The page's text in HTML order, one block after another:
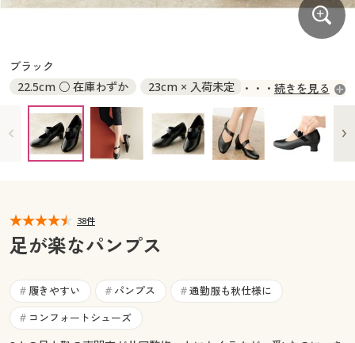
大きいサイズ 事務・制服
カタログ・チラシからのご注文
デジタルカタログ
カタログ無料プレゼント
マイページ
お気に入り
カタログ・チラシからのご注文
カタログ無料プレゼント
会員メニュー
閲覧履歴
サポート
ブラック
22.5cm ○ 在庫わずか
23cm × 入荷未定
23.5cm ○ 在庫わずか
24cm ○ 在庫わずか
24.5cm ○ 在庫わずか
続きを見る
38件
足が楽なパンプス
# 履きやすい # パンプス # 通勤服も秋仕様に
# コンフォートシューズ